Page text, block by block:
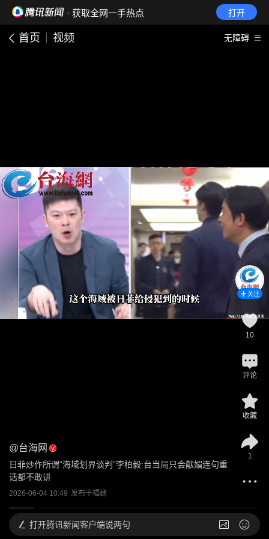
· 获取全网一手热点 打开
首页 视频 无障碍
@台海网
日菲炒作所谓“海域划界谈判”李柏毅:台当局只会献媚连句重
话都不敢讲
2026-06-04 10:49 发布于福建
关注
10
评论
收藏
1
打开腾讯新闻客户端说两句